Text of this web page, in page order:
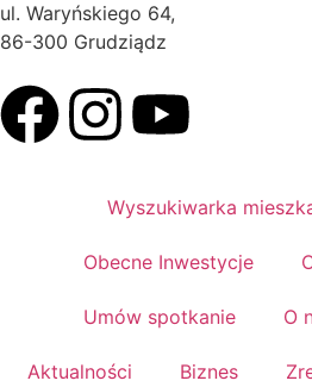
ul. Waryńskiego 64,
86-300 Grudziądz
Wyszukiwarka
Obecne Inwestycje
Umów spotkanie O
Aktualności Biznes